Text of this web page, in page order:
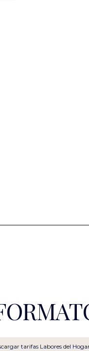
tarifas Labores del